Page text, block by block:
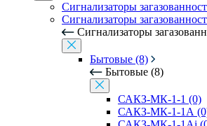
Сигнализаторы
Сигнализаторы
Сигнализаторы
Бытовые (8)
Бытовые (8)
САКЗ-МК-1-1 (0)
САКЗ-МК-1-1А